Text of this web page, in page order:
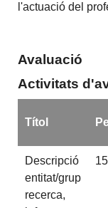
l'actuació del
Avaluació
Activitats
Títol
Descripció
entitat/grup
recerca,